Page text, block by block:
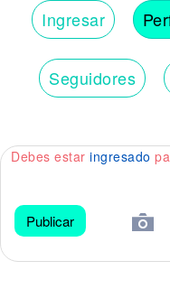
Ingresar
Seguidores
Debes estar ingresado
Publicar